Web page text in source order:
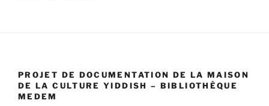
PROJET DE DOCUMENTATION DE LA MAISON
DE LA CULTURE YIDDISH – BIBLIOTHÈQUE
MEDEM